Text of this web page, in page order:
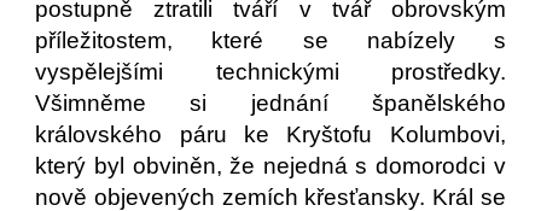
postupně ztratili tváří v tvář obrovským
příležitostem, které se nabízely s
vyspělejšími technickými prostředky.
Všimněme si jednání španělského
královského páru ke Kryštofu Kolumbovi,
který byl obviněn, že nejedná s domorodci v
nově objevených zemích křesťansky. Král se